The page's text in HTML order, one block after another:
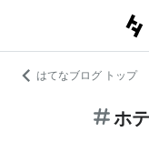
はてなブログ トップ
ホ